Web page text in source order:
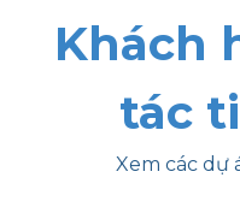
Khách
tác
Xem các dự